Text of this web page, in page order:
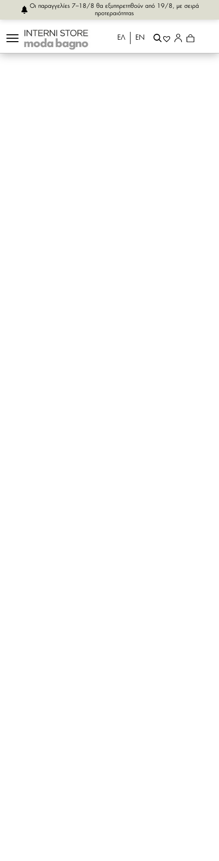
Οι παραγγελίες 7–18/8 θα εξυπηρετηθούν από 19/8, με σειρά
προτεραιότητας
ΕΛ ΕΝ